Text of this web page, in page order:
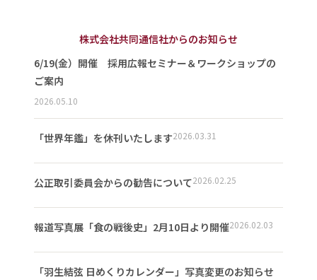
株式会社共同通信社からのお知らせ
6/19(金）開催 採用広報セミナー＆ワークショップの
ご案内
2026.05.10
「世界年鑑」を休刊いたします2026.03.31
公正取引委員会からの勧告について2026.02.25
報道写真展「食の戦後史」2月10日より開催2026.02.03
「羽生結弦 日めくりカレンダー」写真変更のお知らせ